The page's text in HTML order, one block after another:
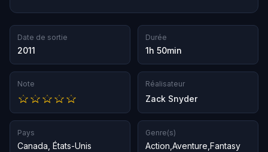
Date de sortie
2011
Durée
1h 50min
Note Réalisateur
Zack Snyder
Pays
Canada États-Unis
Genre(s)
Action Aventure Fantasy